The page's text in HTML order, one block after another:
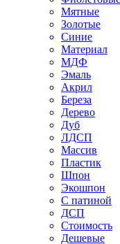
Мятные
Золотые
Синие
Материал
МДФ
Эмаль
Акрил
Береза
Дерево
Дуб
ЛДСП
Массив
Пластик
Шпон
Экошпон
С патиной
ДСП
Стоимость
Дешевые